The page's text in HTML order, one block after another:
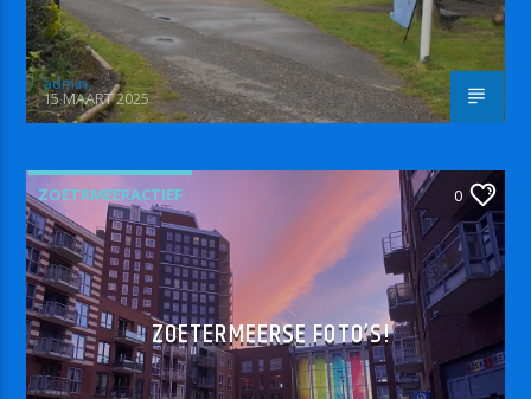
admin
15 MAART 2025
ZOETRMEERACTIEF 0
ZOETERMEERSE FOTO’S!